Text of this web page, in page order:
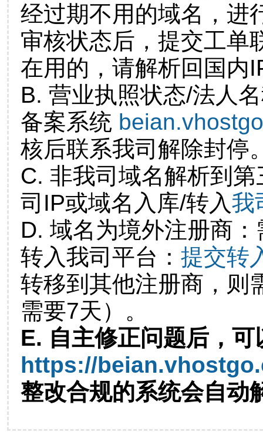
经过期不用的域名，进
审核状态后，提交工单
在用的，请解析回国内
B. 营业执照状态/法人
备案系统
核后联系我司解除封停
C. 非我司域名解析到
司IP或域名入库/转入我
D. 域名为境外注册商
转入我司平台： 提交转
转移到其他注册商，则
需要7天）。
E. 自主修正问题后，可
https://
整改合规的系统会自动